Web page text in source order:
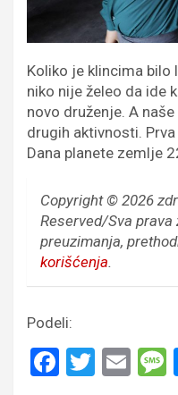
Koliko je klincima bilo
niko nije želeo da ide
novo druženje. A naše
drugih aktivnosti.
Dana planete zemlje
Copyright © 2026
Reserved/Sva prava
preuzimanja,
korišćenja.
Podeli:
F
T
E